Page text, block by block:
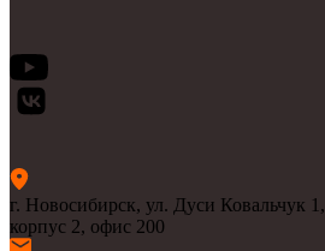
г. Новосибирск, ул. Дуси Ковальчук 1,
корпус 2, офис 200